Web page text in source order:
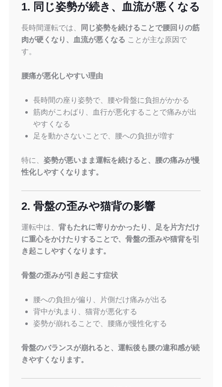
1. 同じ姿勢が続き、血流が悪くなる
長時間運転では、
同じ姿勢を続けることで腰回りの筋
肉が硬くなり、血流が悪くなる ことが主な原因で
す。
腰痛が悪化しやすい理由
長時間の座り姿勢で、腰や骨盤に負担がかかる
筋肉がこわばり、血行が悪化することで痛みが出
やすくなる
足を動かさないことで、腰への負担が増す
特に、 姿勢が悪いまま運転を続けると、腰の痛みが慢
性化しやすくなります。
2. 骨盤の歪みや猫背の影響
運転中は、 背もたれに寄りかかったり、足を片方だけ
に重心をかけたりすることで、骨盤の歪みや猫背を引
き起こしやすくなります。
骨盤の歪みが引き起こす症状
腰への負担が偏り、片側だけ痛みが出る
背中が丸まり、猫背が悪化する
姿勢が崩れることで、腰痛が慢性化する
骨盤のバランスが崩れると、運転後も腰の違和感が続
きやすくなります。